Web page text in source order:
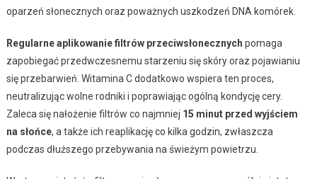
oparzeń słonecznych oraz poważnych uszkodzeń DNA komórek.
Regularne aplikowanie filtrów przeciwsłonecznych pomaga
zapobiegać przedwczesnemu starzeniu się skóry oraz pojawianiu
się przebarwień. Witamina C dodatkowo wspiera ten proces,
neutralizując wolne rodniki i poprawiając ogólną kondycję cery.
Zaleca się nałożenie filtrów co najmniej 15 minut przed wyjściem
na słońce, a także ich reaplikację co kilka godzin, zwłaszcza
podczas dłuższego przebywania na świeżym powietrzu.